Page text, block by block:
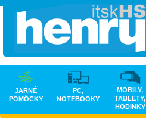
JARNÉ
POMÔCKY
PC,
NOTEBOOKY
MOBILY,
TABLETY,
HODINKY